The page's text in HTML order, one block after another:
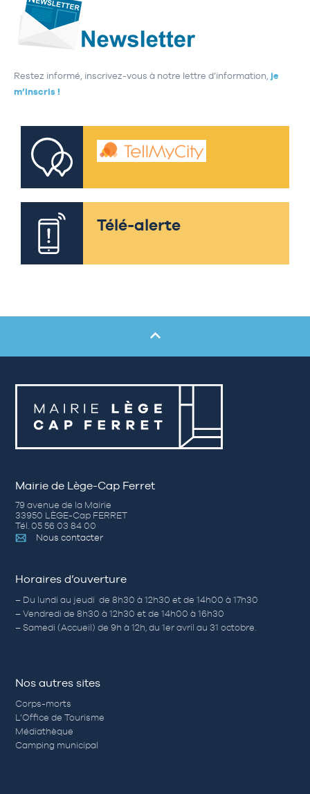
Restez informé, inscrivez-vous à notre lettre d’information, je
m’inscris !
Télé-alerte
Mairie de Lège-Cap Ferret
79 avenue de la Mairie
33950 LÈGE-Cap FERRET
Tél. 05 56 03 84 00
Nous contacter
Horaires d’ouverture
– Du lundi au jeudi de 8h30 à 12h30 et de 14h00 à 17h30
– Vendredi de 8h30 à 12h30 et de 14h00 à 16h30
– Samedi (Accueil) de 9h à 12h, du 1er avril au 31 octobre.
Nos autres sites
Corps-morts
L’Office de Tourisme
Médiathèque
Camping municipal